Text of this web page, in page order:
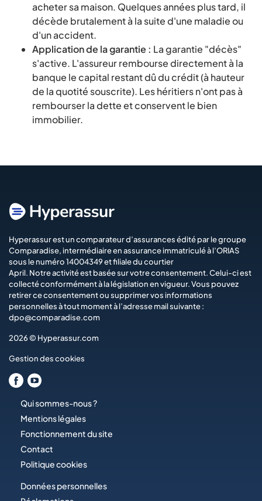
acheter sa maison. Quelques années plus tard, il
décède brutalement à la suite d'une maladie ou
d'un accident.
Application de la garantie : La garantie "décès"
s'active. L'assureur rembourse directement à la
banque le capital restant dû du crédit (à hauteur
de la quotité souscrite). Les héritiers n'ont pas à
rembourser la dette et conservent le bien
immobilier.
Hyperassur est un comparateur d’assurances édité par le groupe
Comparadise, intermédiaire en assurance immatriculé à l’ORIAS
sous le numéro 14004349 et filiale du courtier
April. Notre activité est basée sur votre consentement. Celui-ci est
collecté conformément à la législation en vigueur. Vous pouvez
retirer ce consentement ou supprimer vos informations
personnelles à tout moment à l’adresse mail suivante :
dpo@comparadise.com
2026 © Hyperassur.com
Gestion des cookies
Qui sommes-nous ?
Mentions légales
Fonctionnement du site
Contact
Politique cookies
Données personnelles